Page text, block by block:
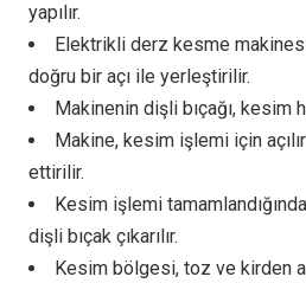
yapılır.
Elektrikli derz kesme
doğru bir açı ile yerleştirilir.
Makinenin dişli bıçağı, kesim
Makine, kesim işlemi için
ettirilir.
Kesim işlemi
dişli bıçak çıkarılır.
Kesim bölgesi, toz ve kirden